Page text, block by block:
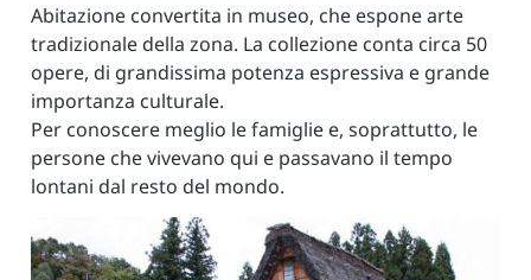
Abitazione convertita in museo, che espone arte
tradizionale della zona. La collezione conta circa 50
opere, di grandissima potenza espressiva e grande
importanza culturale.
Per conoscere meglio le famiglie e, soprattutto, le
persone che vivevano qui e passavano il tempo
lontani dal resto del mondo.